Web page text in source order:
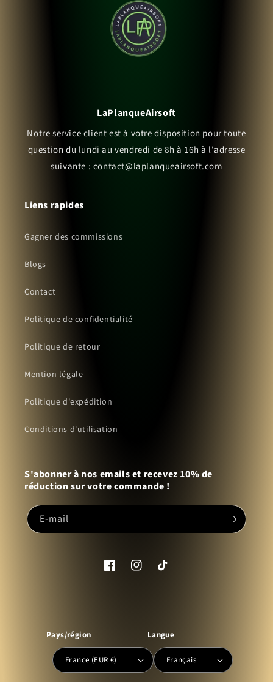
LaPlanqueAirsoft
Notre service client est à votre disposition pour toute
question du lundi au vendredi de 8h à 16h à l'adresse
suivante : contact@laplanqueairsoft.com
Liens rapides
Gagner des commissions
Blogs
Contact
Politique de confidentialité
Politique de retour
Mention légale
Politique d'expédition
Conditions d'utilisation
S'abonner à nos emails et recevez 10% de
réduction sur votre commande !
E-mail
FacebookInstagramTikTok
Pays/région
France (EUR €)
Langue
Français